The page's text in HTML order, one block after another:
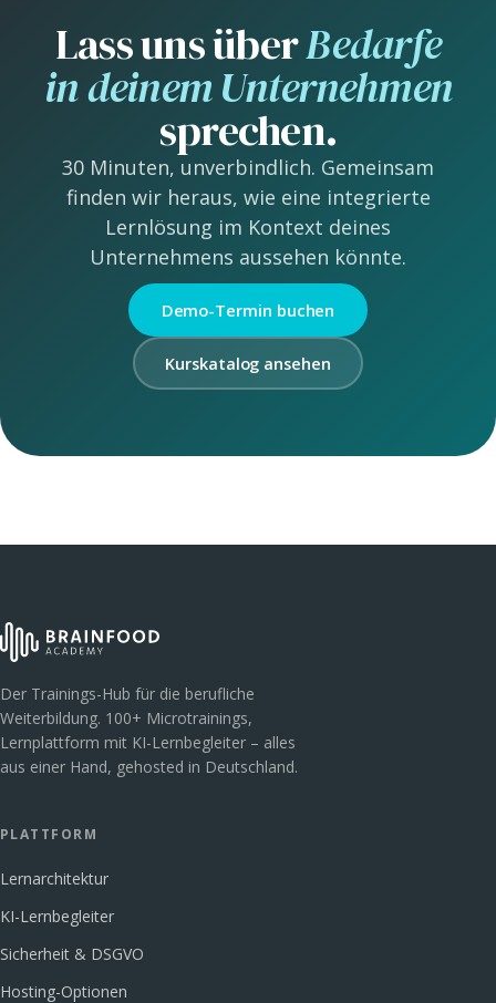
Lass uns überBedarfe
in deinem Unternehmen
sprechen.
30 Minuten, unverbindlich. Gemeinsam
finden wir heraus, wie eine integrierte
Lernlösung im Kontext deines
Unternehmens aussehen könnte.
Demo-Termin buchen
Kurskatalog ansehen
Der Trainings-Hub für die berufliche
Weiterbildung. 100+ Microtrainings,
Lernplattform mit KI-Lernbegleiter – alles
aus einer Hand, gehosted in Deutschland.
PLATTFORM
Lernarchitektur
KI-Lernbegleiter
Sicherheit & DSGVO
Hosting-Optionen